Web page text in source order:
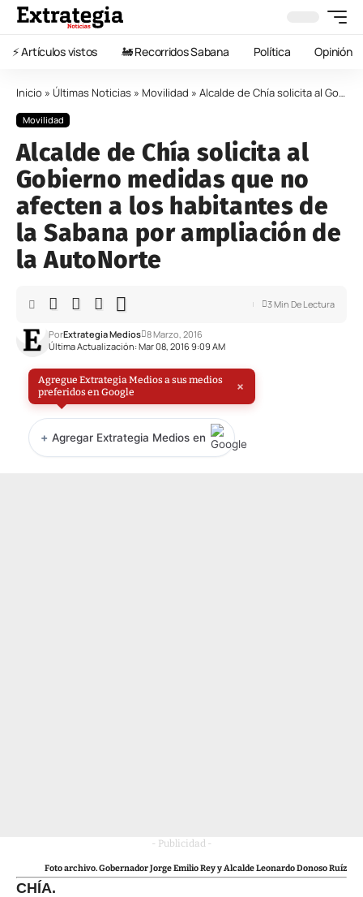
⚡️ Artículos vistos 🚂 Recorridos Sabana Política Opinión
Inicio » Últimas Noticias » Movilidad » Alcalde de Chía solicita al Gobierno medidas que no afecten a los habitantes de la Sabana por ampliación de la AutoNorte
Movilidad
Alcalde de Chía solicita al
Gobierno medidas que no
afecten a los habitantes de
la Sabana por ampliación de
la AutoNorte
Última Actualización: Mar 08, 2016 9:09 AM
PorExtrategia Medios 8 Marzo, 2016
3 Min De Lectura
Agregue Extrategia Medios a sus medios
preferidos en Google
×
+ Agregar Extrategia Medios en
- Publicidad -
Foto archivo. Gobernador Jorge Emilio Rey y Alcalde Leonardo Donoso Ruíz
CHÍA.